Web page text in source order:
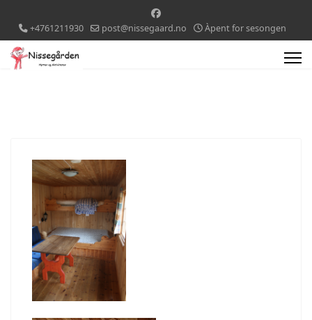
+4761211930 post@nissegaard.no Àpent for sesongen